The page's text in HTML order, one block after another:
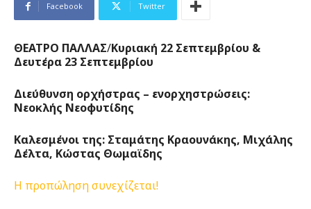
Facebook Twitter
ΘΕΑΤΡΟ ΠΑΛΛΑΣ/Κυριακή 22 Σεπτεμβρίου &
Δευτέρα 23 Σεπτεμβρίου
Διεύθυνση ορχήστρας – ενορχηστρώσεις:
Νεοκλής Νεοφυτίδης
Καλεσμένοι της: Σταμάτης Κραουνάκης, Μιχάλης
Δέλτα, Κώστας Θωμαϊδης
Η προπώληση συνεχίζεται!